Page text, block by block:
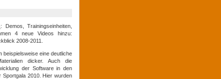
: Demos, Trainingseinheiten,
4 neue Videos hinzu:
2008-2011.
beispielsweise eine deutliche
dicker. Auch die
der Software in den
2010. Hier wurden